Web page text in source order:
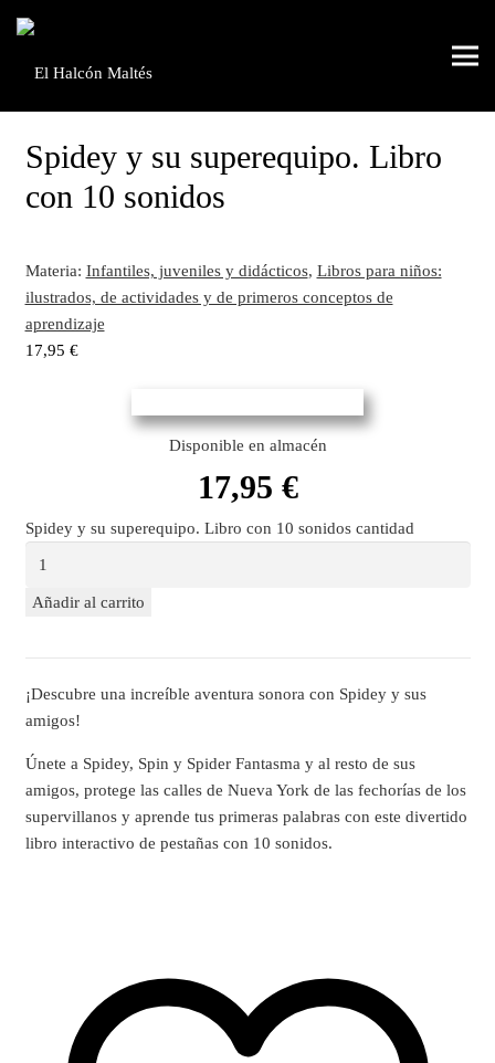
Spidey y su superequipo. Libro
con 10 sonidos
Materia: Infantiles, juveniles y didácticos, Libros para niños:
ilustrados, de actividades y de primeros conceptos de
aprendizaje
17,95 €
Disponible en almacén
17,95 €
Spidey y su superequipo. Libro con 10 sonidos cantidad
Añadir al carrito
¡Descubre una increíble aventura sonora con Spidey y sus
amigos!
Únete a Spidey, Spin y Spider Fantasma y al resto de sus
amigos, protege las calles de Nueva York de las fechorías de los
supervillanos y aprende tus primeras palabras con este divertido
libro interactivo de pestañas con 10 sonidos.